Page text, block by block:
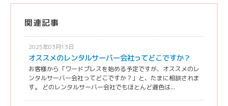
関連記事
2025年03月13日
オススメのレンタルサーバー会社ってどこですか？
お客様から「ワードプレスを始める予定ですが、オススメのレ
ンタルサーバー会社ってどこですか？」と、たまに相談されま
す。 どのレンタルサーバー会社でもほとんど遜色は...